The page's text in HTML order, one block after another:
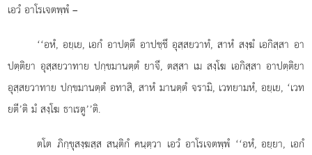
เอวํ อาโรเจตพฺพํ –
‘‘อหํ, อยฺเย, เอกํ อาปตฺตึ อาปชฺชึ อุสฺสยวาทํ, สาหํ สงฺฆํ เอกิสฺสา อา
ปตฺติยา อุสฺสยวาทาย ปกฺขมานตฺตํ ยาจึ, ตสฺสา เม สงฺโฆ เอกิสฺสา อาปตฺติยา
อุสฺสยวาทาย ปกฺขมานตฺตํ อทาสิ, สาหํ มานตฺตํ จรามิ, เวทยามหํ, อยฺเย, ‘เวท
ยตี’ติ มํ สงฺโฆ ธาเรตู’’ติ.
ตโต ภิกฺขุสงฺฆสฺส สนฺติกํ คนฺตฺวา เอวํ อาโรเจตพฺพํ ‘‘อหํ, อยฺยา, เอกํ